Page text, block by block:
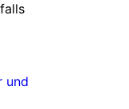
und